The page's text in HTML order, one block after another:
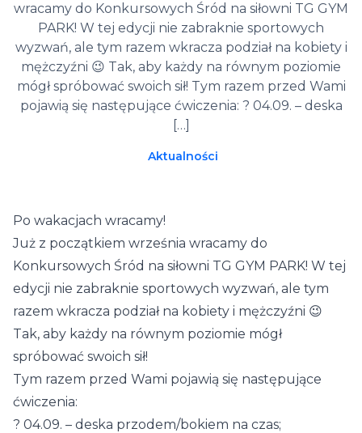
Cennik
Strefa Klienta
Kontakt
wracamy do Konkursowych Śród na siłowni TG GYM
PARK! W tej edycji nie zabraknie sportowych
wyzwań, ale tym razem wkracza podział na kobiety i
mężczyźni 😉 Tak, aby każdy na równym poziomie
mógł spróbować swoich sił! Tym razem przed Wami
pojawią się następujące ćwiczenia: ? 04.09. – deska
[…]
Aktualności
Po wakacjach wracamy!
Już z początkiem września wracamy do
Konkursowych Śród na siłowni TG GYM PARK! W tej
edycji nie zabraknie sportowych wyzwań, ale tym
razem wkracza podział na kobiety i mężczyźni 😉
Tak, aby każdy na równym poziomie mógł
spróbować swoich sił!
Tym razem przed Wami pojawią się następujące
ćwiczenia:
? 04.09. – deska przodem/bokiem na czas;